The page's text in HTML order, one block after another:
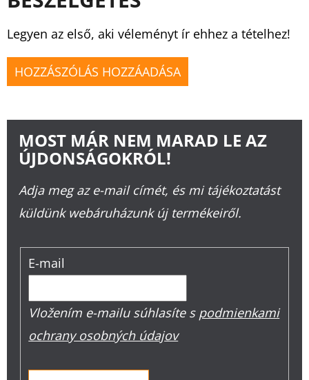
Legyen az első, aki véleményt ír ehhez a tételhez!
HOZZÁSZÓLÁS HOZZÁADÁSA
MOST MÁR NEM MARAD LE AZ
ÚJDONSÁGOKRÓL!
Adja meg az e-mail címét, és mi tájékoztatást
küldünk webáruházunk új termékeiről.
E-mail
Vložením e-mailu súhlasíte s podmienkami
ochrany osobných údajov